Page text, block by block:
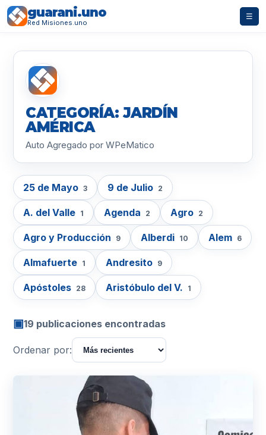
guarani.uno
Red Misiones.uno
☰
CATEGORÍA: JARDÍN
AMÉRICA
Auto Agregado por WPeMatico
25 de Mayo 3 9 de Julio 2
A. del Valle 1 Agenda 2 Agro 2
Agro y Producción 9 Alberdi 10 Alem 6
Almafuerte 1 Andresito 9
Apóstoles 28 Aristóbulo del V. 1
▣19 publicaciones encontradas
Ordenar por: